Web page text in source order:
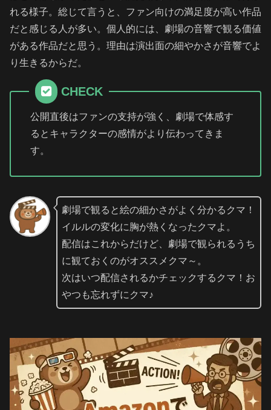
れる様子。総じて言うと、ファン向けの満足度が高い作品
だと感じる人が多い。個人的には、劇場の音響で観る価値
がある作品だと思う。理由は演出面の細やかさが音響でよ
り生きるからだ。
CHECK
公開直後はファンの支持が強く、劇場で体感す
るとキャラクターの感情がより伝わってきま
す。
劇場で観ると絵の細かさがよく分かるクマ！
イルルの変化に胸が熱くなったクマよ。
配信はこれからだけど、劇場で観られるうち
に観ておくのがオススメクマ～。
次はいつ配信されるかチェックするクマ！お
やつも忘れずにクマ♪